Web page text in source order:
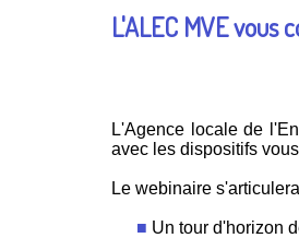
L'ALEC MVE vous
L'Agence locale de
avec les dispositifs
Le webinaire
Un tour d'horizon